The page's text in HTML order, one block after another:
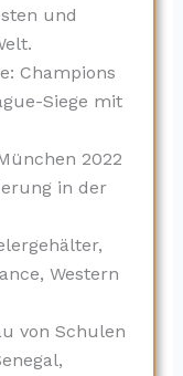
und
Champions
Siege mit
2022
in der
Western
von Schulen